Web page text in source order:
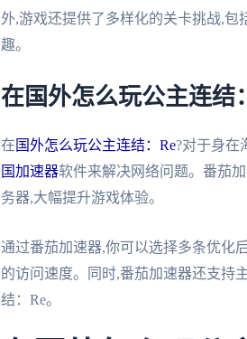
外,游戏还提供了多样化的关卡挑战,
趣。
在国外怎么玩公主连结
在 国外怎么玩公主连结：Re?对于身在
国加速器软件来解决网络问题。番茄
务器,大幅提升游戏体验。
通过番茄加速器,你可以选择多条优化
的访问速度。同时,番茄加速器还支持
结：Re。